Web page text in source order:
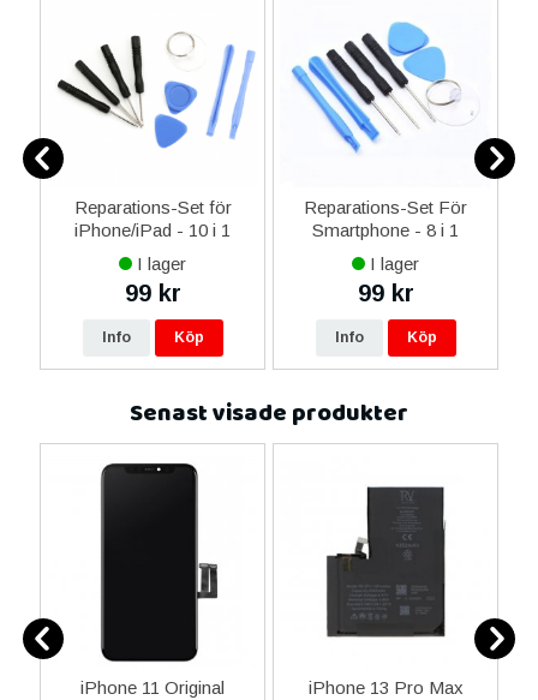
Reparations-Set för
iPhone/iPad - 10 i 1
I lager
99 kr
Info Köp
Reparations-Set För
Smartphone - 8 i 1
I lager
99 kr
Info Köp
Senast visade produkter
iPhone 11 Original
iPhone 13 Pro Max